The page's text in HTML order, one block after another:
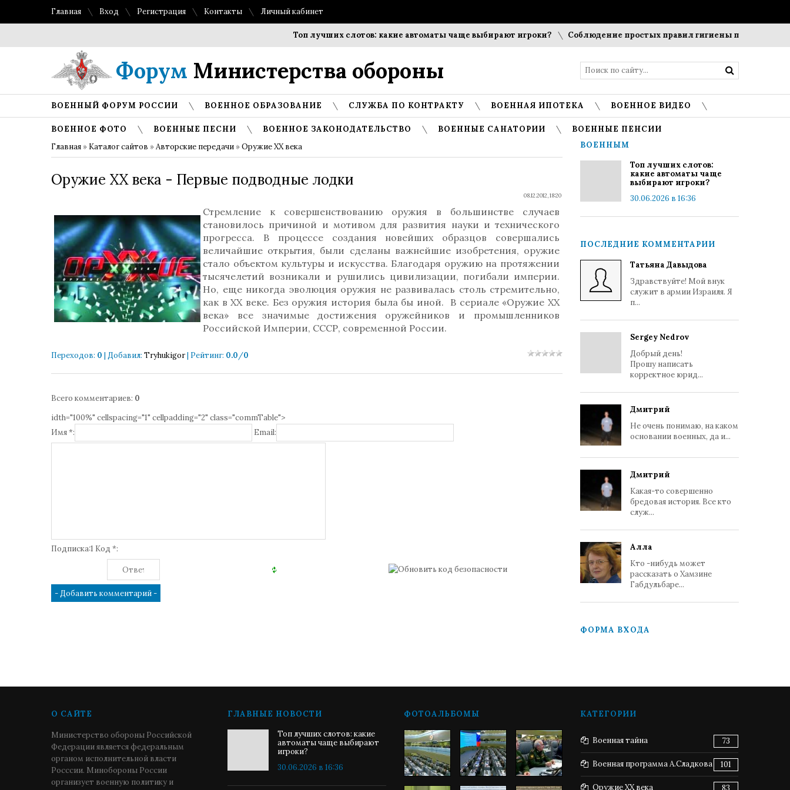
Главная Вход Регистрация Контакты Личный кабинет
Топ лучших слотов: какие автоматы чаще выбирают игроки? Соблюдение простых правил гигиены помогает
Форум Министерства обороны
ВОЕННЫЙ ФОРУМ РОССИИ ВОЕННОЕ ОБРАЗОВАНИЕ СЛУЖБА ПО КОНТРАКТУ ВОЕННАЯ ИПОТЕКА ВОЕННОЕ ВИДЕО
ВОЕННОЕ ФОТО ВОЕННЫЕ ПЕСНИ ВОЕННОЕ ЗАКОНОДАТЕЛЬСТВО ВОЕННЫЕ САНАТОРИИ
ВОЕННЫЕ ПЕНСИИ
Главная » Каталог сайтов »Авторские передачи »Оружие XX века
Оружие ХХ века - Первые подводные лодки
08.12.2012, 18:20
Стремление к совершенствованию оружия в большинстве случаев
становилось причиной и мотивом для развития науки и технического
прогресса. В процессе создания новейших образцов совершались
величайшие открытия, были сделаны важнейшие изобретения, оружие
стало объектом культуры и искусства. Благодаря оружию на протяжении
тысячелетий возникали и рушились цивилизации, погибали империи.
Но, еще никогда эволюция оружия не развивалась столь стремительно,
как в ХХ веке. Без оружия история была бы иной. В сериале «Оружие ХХ
века» все значимые достижения оружейников и промышленников
Российской Империи, СССР, современной России.
Переходов: 0 | Добавил: Tryhukigor| Рейтинг: 0.0/0
Всего комментариев: 0
idth="100%" cellspacing="1" cellpadding="2" class="commTable">
Имя *:
Email:
Подписка:1 Код *:
ВОЕННЫМ
Топ лучших слотов:
какие автоматы чаще
выбирают игроки?
30.06.2026 в 16:36
ПОСЛЕДНИЕ КОММЕНТАРИИ
Татьяна Давыдова
Здравствуйте! Мой внук
служит в армии Израиля. Я
п...
Sergey Nedrov
Добрый день!
Прошу написать
корректное юрид...
Дмитрий
Не очень понимаю, на каком
основании военных, да и...
Дмитрий
Какая-то совершенно
бредовая история. Все кто
служ...
Алла
Кто -нибудь может
рассказать о Хамзине
Габдульбаре...
ФОРМА ВХОДА
О САЙТЕ
Министерство обороны Российской
Федерации является федеральным
органом исполнительной власти
Росссии. Минобороны России
организует военную политику и
ГЛАВНЫЕ НОВОСТИ
Топ лучших слотов: какие
автоматы чаще выбирают
игроки?
30.06.2026 в 16:36
ФОТОАЛЬБОМЫ КАТЕГОРИИ
Военная тайна 73
Военная программа А.Сладкова 101
Оружие XX века 83